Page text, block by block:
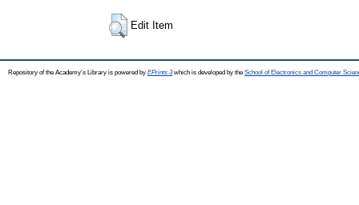
Edit Item
Repository of the Academy's Library is powered by EPrints 3which is developed by the School of Electronics and Computer